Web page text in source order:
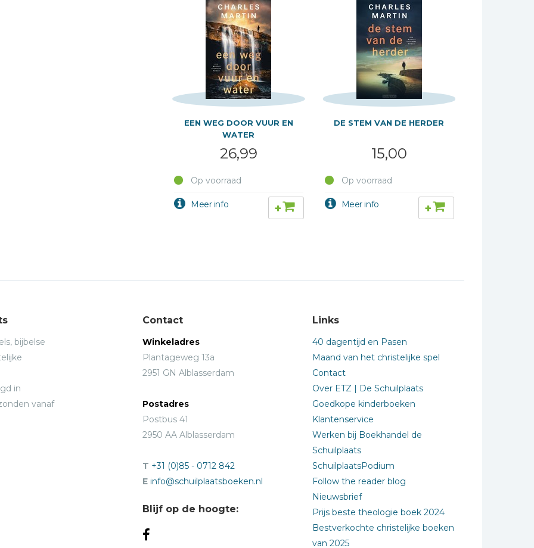
EEN WEG DOOR VUUR EN
WATER
26,99
Op voorraad
+
DE STEM VAN DE HERDER
15,00
Op voorraad
+
bijbelse
in
vanaf
Contact
Winkeladres
Plantageweg 13a
2951 GN Alblasserdam
Postadres
Postbus 41
2950 AA Alblasserdam
T +31 (0)85 - 0712 842
E info@schuilplaatsboeken.nl
Blijf op de hoogte:
Links
40 dagentijd en Pasen
Maand van het christelijke spel
Contact
Over ETZ | De Schuilplaats
Goedkope kinderboeken
Klantenservice
Werken bij Boekhandel de
Schuilplaats
SchuilplaatsPodium
Follow the reader blog
Nieuwsbrief
Prijs beste theologie boek 2024
Bestverkochte christelijke boeken
van 2025